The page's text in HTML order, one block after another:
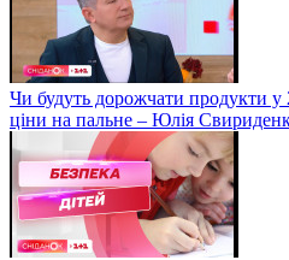
Чи будуть дорожчати продукти у
ціни на пальне – Юлія